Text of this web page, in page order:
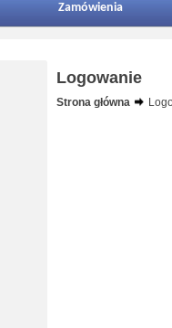
Zamówienia
Logowanie
Strona główna